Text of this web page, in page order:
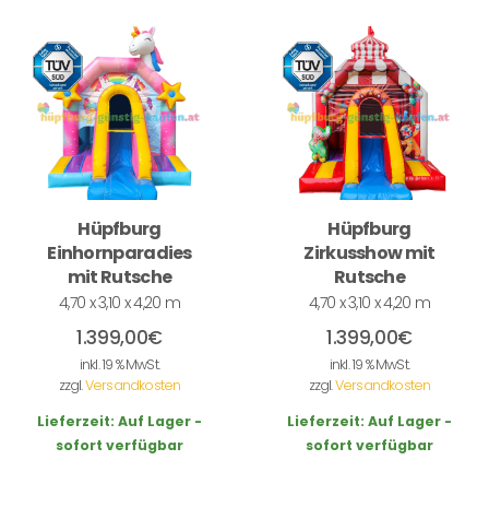
Hüpfburg
Einhornparadies
mit Rutsche
4,70 x 3,10 x 4,20 m
1.399,00€
inkl. 19 % MwSt.
zzgl.Versandkosten
Lieferzeit: Auf Lager -
sofort verfügbar
Hüpfburg
Zirkusshow mit
Rutsche
4,70 x 3,10 x 4,20 m
1.399,00€
inkl. 19 % MwSt.
zzgl.Versandkosten
Lieferzeit: Auf Lager -
sofort verfügbar